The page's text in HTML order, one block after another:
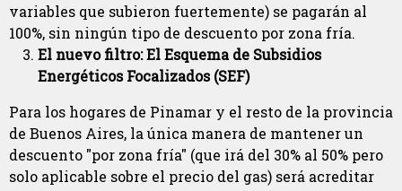
variables que subieron fuertemente) se pagarán al
100%, sin ningún tipo de descuento por zona fría.
El nuevo filtro: El Esquema de Subsidios
Energéticos Focalizados (SEF)
Para los hogares de Pinamar y el resto de la provincia
de Buenos Aires, la única manera de mantener un
descuento "por zona fría" (que irá del 30% al 50% pero
solo aplicable sobre el precio del gas) será acreditar